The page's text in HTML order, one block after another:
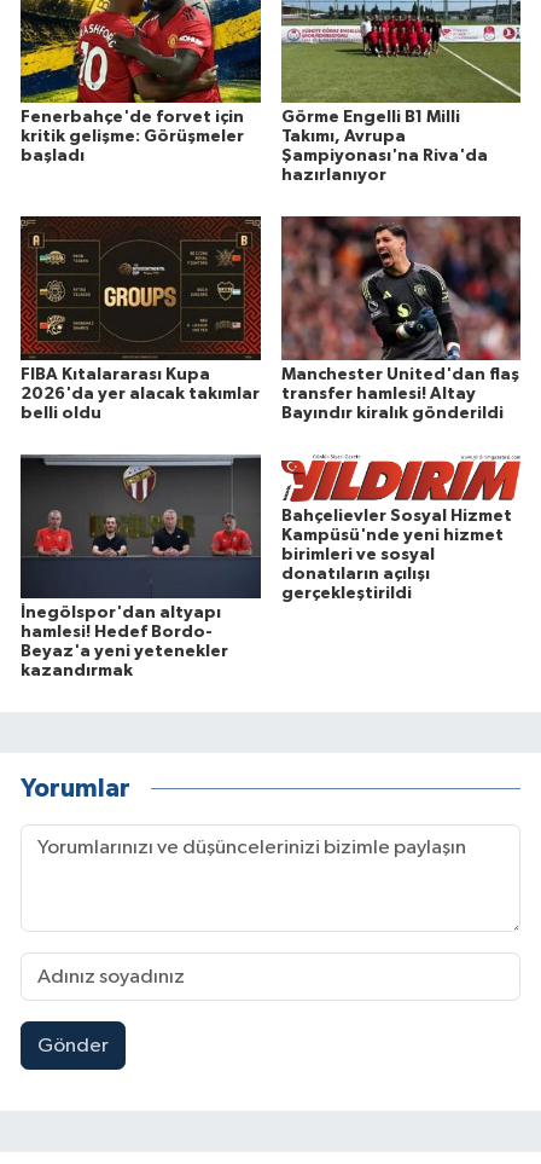
Fenerbahçe'de forvet için
kritik gelişme: Görüşmeler
başladı
Görme Engelli B1 Milli
Takımı, Avrupa
Şampiyonası'na Riva'da
hazırlanıyor
FIBA Kıtalararası Kupa
2026'da yer alacak takımlar
belli oldu
Manchester United'dan flaş
transfer hamlesi! Altay
Bayındır kiralık gönderildi
İnegölspor'dan altyapı
hamlesi! Hedef Bordo-
Beyaz'a yeni yetenekler
kazandırmak
Bahçelievler Sosyal Hizmet
Kampüsü'nde yeni hizmet
birimleri ve sosyal
donatıların açılışı
gerçekleştirildi
Yorumlar
Gönder